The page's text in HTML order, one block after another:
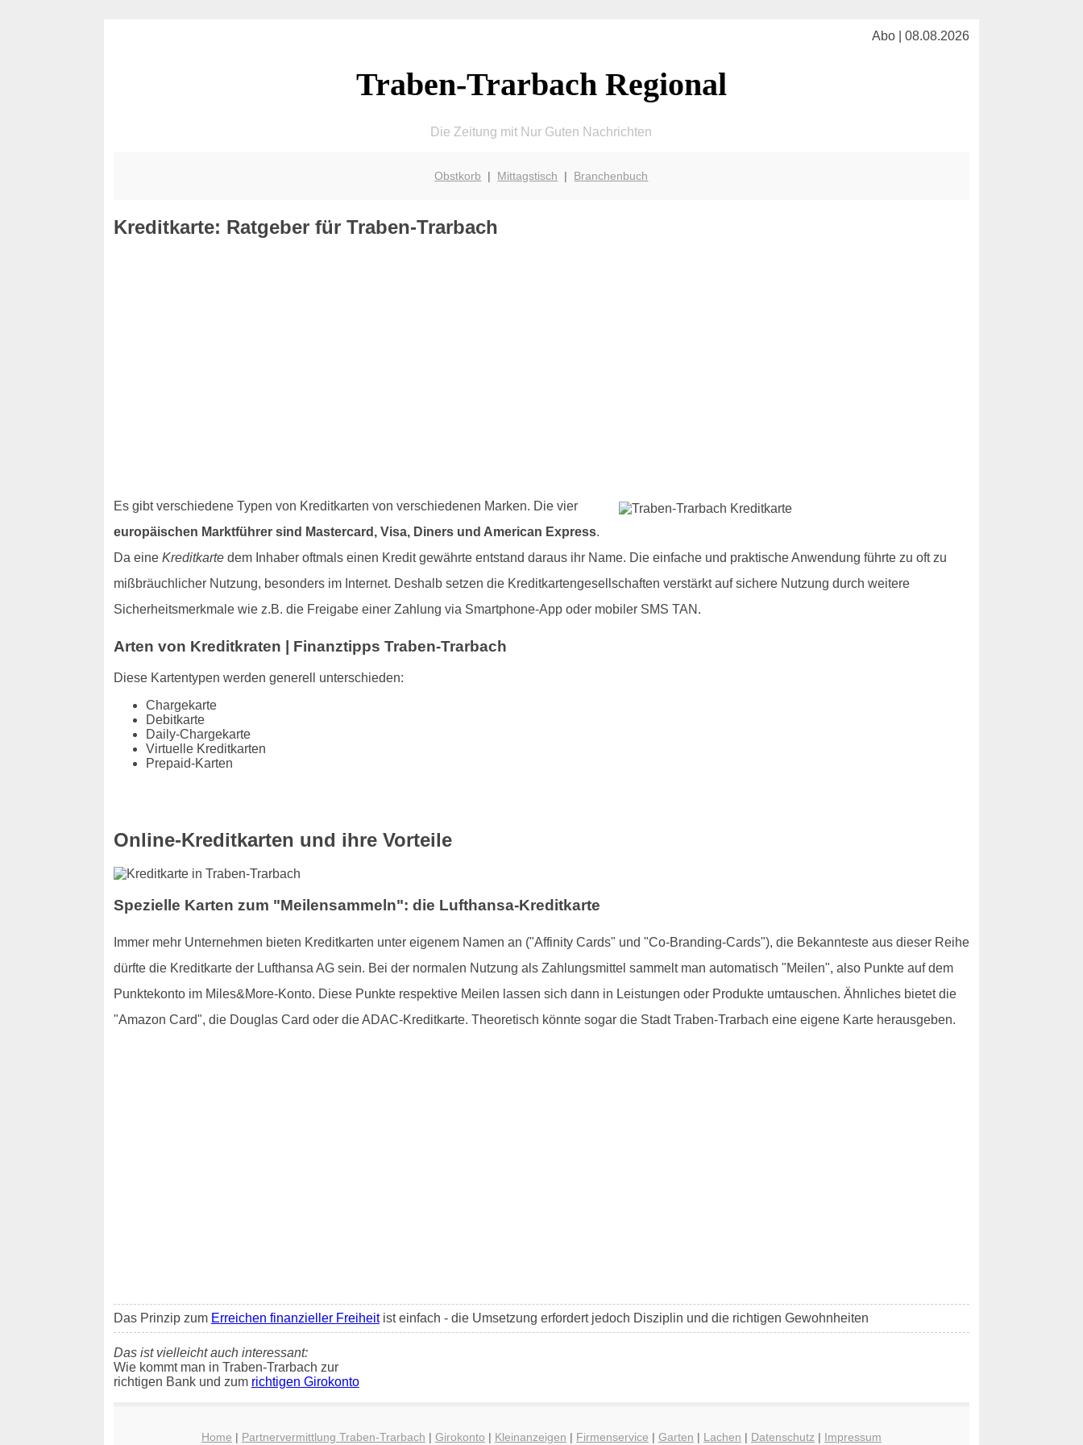
Abo | 08.08.2026
Traben-Trarbach Regional
Die Zeitung mit Nur Guten Nachrichten
Obstkorb | Mittagstisch | Branchenbuch
Kreditkarte: Ratgeber für Traben-Trarbach
Es gibt verschiedene Typen von Kreditkarten von verschiedenen Marken. Die vier
europäischen Marktführer sind Mastercard, Visa, Diners und American Express.
Da eine Kreditkartedem Inhaber oftmals einen Kredit gewährte entstand daraus ihr Name. Die einfache und praktische Anwendung führte zu oft zu
mißbräuchlicher Nutzung, besonders im Internet. Deshalb setzen die Kreditkartengesellschaften verstärkt auf sichere Nutzung durch weitere
Sicherheitsmerkmale wie z.B. die Freigabe einer Zahlung via Smartphone-App oder mobiler SMS TAN.
Arten von Kreditkraten | Finanztipps Traben-Trarbach
Diese Kartentypen werden generell unterschieden:
Chargekarte
Debitkarte
Daily-Chargekarte
Virtuelle Kreditkarten
Prepaid-Karten
Online-Kreditkarten und ihre Vorteile
Spezielle Karten zum "Meilensammeln": die Lufthansa-Kreditkarte
Immer mehr Unternehmen bieten Kreditkarten unter eigenem Namen an ("Affinity Cards" und "Co-Branding-Cards"), die Bekannteste aus dieser Reihe
dürfte die Kreditkarte der Lufthansa AG sein. Bei der normalen Nutzung als Zahlungsmittel sammelt man automatisch "Meilen", also Punkte auf dem
Punktekonto im Miles&More-Konto. Diese Punkte respektive Meilen lassen sich dann in Leistungen oder Produkte umtauschen. Ähnliches bietet die
"Amazon Card", die Douglas Card oder die ADAC-Kreditkarte. Theoretisch könnte sogar die Stadt Traben-Trarbach eine eigene Karte herausgeben.
Das Prinzip zum Erreichen finanzieller Freiheitist einfach - die Umsetzung erfordert jedoch Disziplin und die richtigen Gewohnheiten
Das ist vielleicht auch interessant:
Wie kommt man in Traben-Trarbach zur
richtigen Bank und zum richtigen Girokonto
Home | Partnervermittlung Traben-Trarbach | Girokonto | Kleinanzeigen | Firmenservice | Garten | Lachen | Datenschutz| Impressum